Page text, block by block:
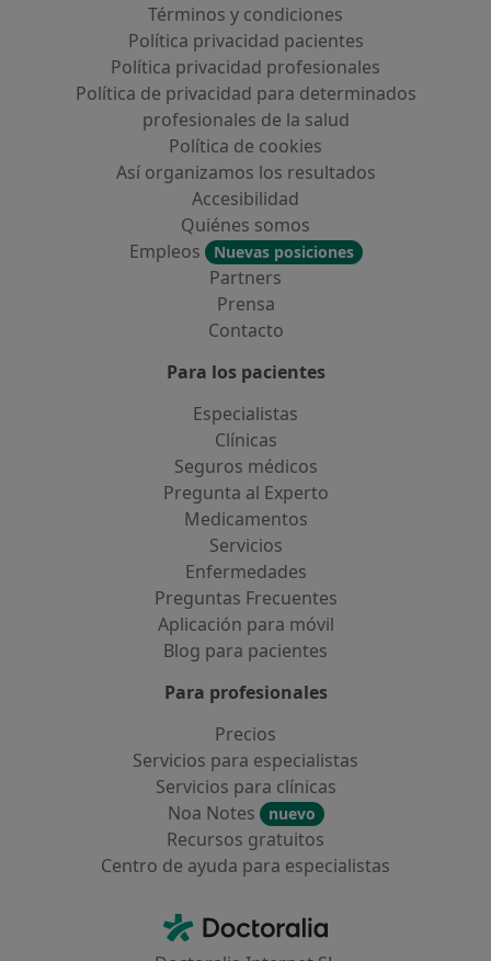
Términos y condiciones
Política privacidad pacientes
Política privacidad profesionales
Política de privacidad para determinados
profesionales de la salud
Política de cookies
Así organizamos los resultados
Accesibilidad
Quiénes somos
Empleos
Nuevas posiciones
Partners
Prensa
Contacto
Para los pacientes
Especialistas
Clínicas
Seguros médicos
Pregunta al Experto
Medicamentos
Servicios
Enfermedades
Preguntas Frecuentes
Aplicación para móvil
Blog para pacientes
Para profesionales
Precios
Servicios para especialistas
Servicios para clínicas
Noa Notes
nuevo
Recursos gratuitos
Centro de ayuda para especialistas
Doctoralia - Página de inicio